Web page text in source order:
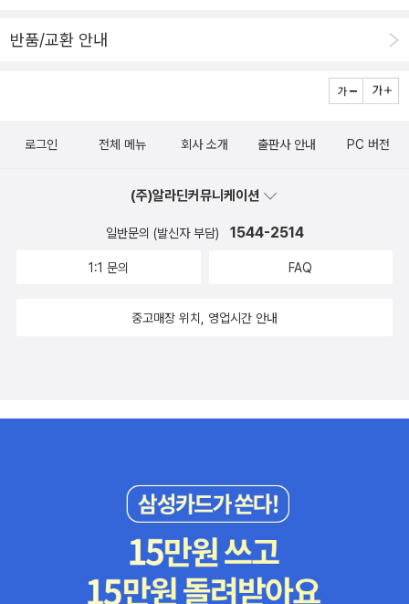
없고 토마토주스 얼리면 무서울 것 같고 옥수수수염차를 얼려볼까...
반품/교환 안내
로그인 전체 메뉴 회사 소개 출판사 안내 PC 버전
(주)알라딘커뮤니케이션
일반문의 (발신자 부담) 1544-2514
1:1 문의 FAQ
중고매장 위치, 영업시간 안내